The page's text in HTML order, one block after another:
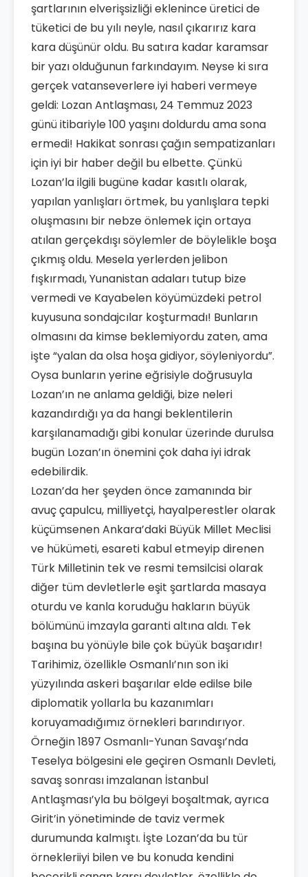
şartlarının elverişsizliği eklenince üretici de
tüketici de bu yılı neyle, nasıl çıkarırız kara
kara düşünür oldu. Bu satıra kadar karamsar
bir yazı olduğunun farkındayım. Neyse ki sıra
gerçek vatanseverlere iyi haberi vermeye
geldi: Lozan Antlaşması, 24 Temmuz 2023
günü itibariyle 100 yaşını doldurdu ama sona
ermedi! Hakikat sonrası çağın sempatizanları
için iyi bir haber değil bu elbette. Çünkü
Lozan’la ilgili bugüne kadar kasıtlı olarak,
yapılan yanlışları örtmek, bu yanlışlara tepki
oluşmasını bir nebze önlemek için ortaya
atılan gerçekdışı söylemler de böylelikle boşa
çıkmış oldu. Mesela yerlerden jelibon
fışkırmadı, Yunanistan adaları tutup bize
vermedi ve Kayabelen köyümüzdeki petrol
kuyusuna sondajcılar koşturmadı! Bunların
olmasını da kimse beklemiyordu zaten, ama
işte “yalan da olsa hoşa gidiyor, söyleniyordu”.
Oysa bunların yerine eğrisiyle doğrusuyla
Lozan’ın ne anlama geldiği, bize neleri
kazandırdığı ya da hangi beklentilerin
karşılanamadığı gibi konular üzerinde durulsa
bugün Lozan’ın önemini çok daha iyi idrak
edebilirdik.
Lozan’da her şeyden önce zamanında bir
avuç çapulcu, milliyetçi, hayalperestler olarak
küçümsenen Ankara’daki Büyük Millet Meclisi
ve hükümeti, esareti kabul etmeyip direnen
Türk Milletinin tek ve resmi temsilcisi olarak
diğer tüm devletlerle eşit şartlarda masaya
oturdu ve kanla koruduğu hakların büyük
bölümünü imzayla garanti altına aldı. Tek
başına bu yönüyle bile çok büyük başarıdır!
Tarihimiz, özellikle Osmanlı’nın son iki
yüzyılında askeri başarılar elde edilse bile
diplomatik yollarla bu kazanımları
koruyamadığımız örnekleri barındırıyor.
Örneğin 1897 Osmanlı-Yunan Savaşı’nda
Teselya bölgesini ele geçiren Osmanlı Devleti,
savaş sonrası imzalanan İstanbul
Antlaşması’yla bu bölgeyi boşaltmak, ayrıca
Girit’in yönetiminde de taviz vermek
durumunda kalmıştı. İşte Lozan’da bu tür
örnekleriiyi bilen ve bu konuda kendini